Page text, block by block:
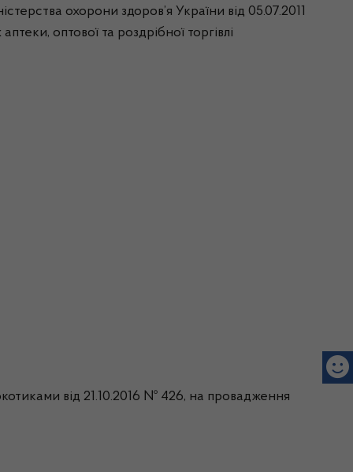
охорони здоров’я України від 05.07.2011
оптової та роздрібної торгівлі
від 21.10.2016 № 426, на провадження